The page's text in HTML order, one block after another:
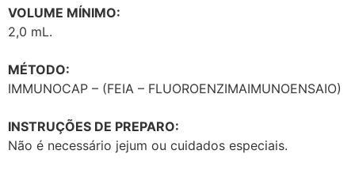
VOLUME MÍNIMO:
2,0 mL.
MÉTODO:
IMMUNOCAP – (FEIA – FLUOROENZIMAIMUNOENSAIO)
INSTRUÇÕES DE PREPARO:
Não é necessário jejum ou cuidados especiais.